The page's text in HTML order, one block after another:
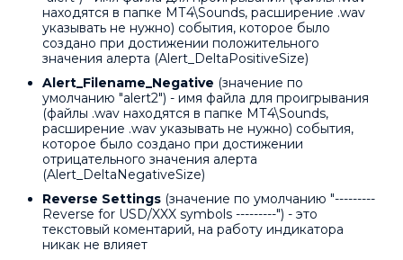
находятся в папке МТ4\Sounds, расширение .wav
указывать не нужно) события, которое было
создано при достижении положительного
значения алерта (Alert_DeltaPositiveSize)
Alert_Filename_Negative (значение по
умолчанию "alert2") - имя файла для проигрывания
(файлы .wav находятся в папке МТ4\Sounds,
расширение .wav указывать не нужно) события,
которое было создано при достижении
отрицательного значения алерта
(Alert_DeltaNegativeSize)
Reverse Settings (значение по умолчанию "---------
Reverse for USD/XXX symbols ---------") - это
текстовый коментарий, на работу индикатора
никак не влияет